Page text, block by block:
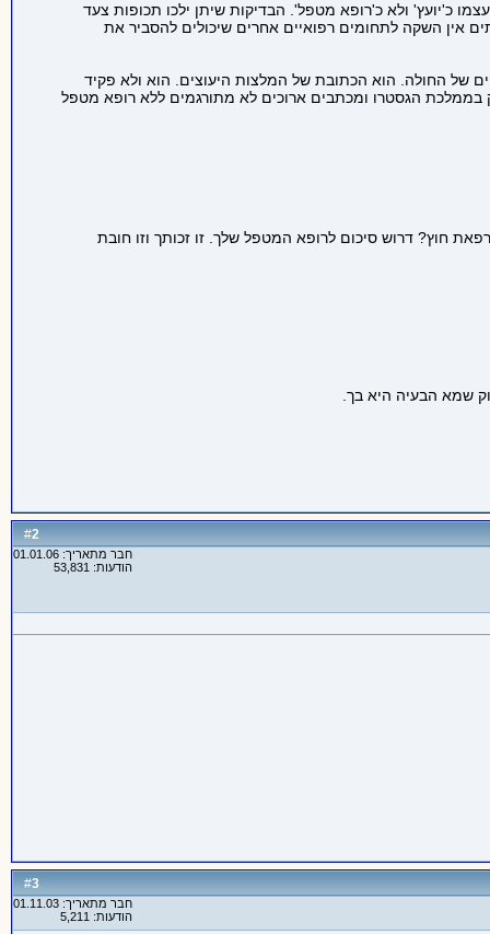
כ'יועץ' ולא כ'רופא מטפל'. הבדיקות שיתן ילכו תכופות צעד
אין השקה לתחומים רפואיים אחרים שיכולים להסביר את
של החולה. הוא הכתובת של המלצות היעוצים. הוא ולא פקיד
בממלכת הגסטרו ומכתבים ארוכים לא מתורגמים ללא רופא מטפל
חוץ? דרוש סיכום לרופא המטפל שלך. זו זכותך וזו חובת
#
2
חבר מתאריך: 01.01.06
הודעות: 53,831
#
3
חבר מתאריך: 01.11.03
הודעות: 5,211